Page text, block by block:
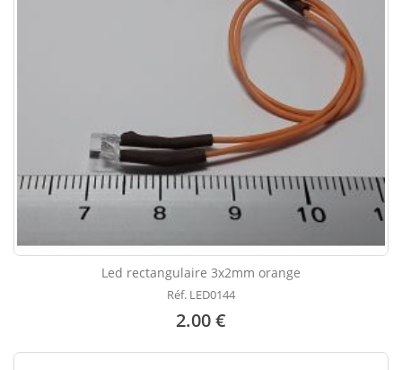
Led rectangulaire 3x2mm orange
Réf. LED0144
2.00 €